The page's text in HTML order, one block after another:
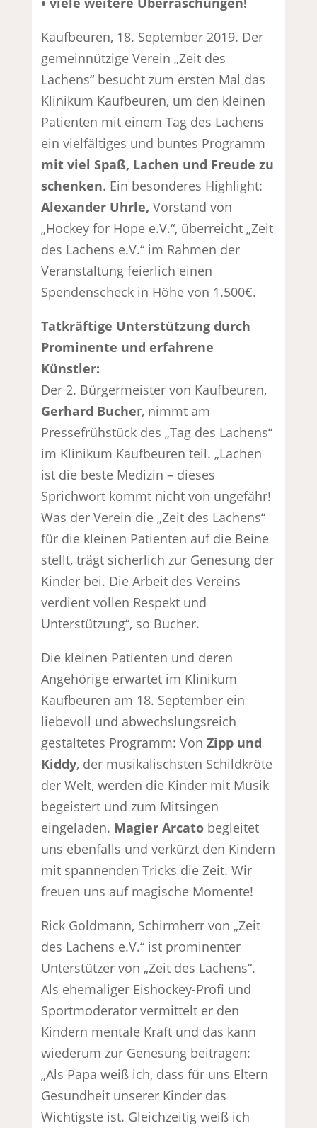
Kaufbeuren, 18. September 2019. Der
gemeinnützige Verein „Zeit des
Lachens“ besucht zum ersten Mal das
Klinikum Kaufbeuren, um den kleinen
Patienten mit einem Tag des Lachens
ein vielfältiges und buntes Programm
mit viel Spaß, Lachen und Freude zu
schenken. Ein besonderes Highlight:
Alexander Uhrle, Vorstand von
„Hockey for Hope e.V.“, überreicht „Zeit
des Lachens e.V.“ im Rahmen der
Veranstaltung feierlich einen
Spendenscheck in Höhe von 1.500€.
Tatkräftige Unterstützung durch
Prominente und erfahrene
Künstler:
Der 2. Bürgermeister von Kaufbeuren,
Gerhard Bucher, nimmt am
Pressefrühstück des „Tag des Lachens“
im Klinikum Kaufbeuren teil. „Lachen
ist die beste Medizin – dieses
Sprichwort kommt nicht von ungefähr!
Was der Verein die „Zeit des Lachens“
für die kleinen Patienten auf die Beine
stellt, trägt sicherlich zur Genesung der
Kinder bei. Die Arbeit des Vereins
verdient vollen Respekt und
Unterstützung“, so Bucher.
Die kleinen Patienten und deren
Angehörige erwartet im Klinikum
Kaufbeuren am 18. September ein
liebevoll und abwechslungsreich
gestaltetes Programm: VonZipp und
Kiddy, der musikalischsten Schildkröte
der Welt, werden die Kinder mit Musik
begeistert und zum Mitsingen
eingeladen. Magier Arcato begleitet
uns ebenfalls und verkürzt den Kindern
mit spannenden Tricks die Zeit. Wir
freuen uns auf magische Momente!
Rick Goldmann, Schirmherr von „Zeit
des Lachens e.V.“ ist prominenter
Unterstützer von „Zeit des Lachens“.
Als ehemaliger Eishockey-Profi und
Sportmoderator vermittelt er den
Kindern mentale Kraft und das kann
wiederum zur Genesung beitragen:
„Als Papa weiß ich, dass für uns Eltern
Gesundheit unserer Kinder das
Wichtigste ist. Gleichzeitig weiß ich